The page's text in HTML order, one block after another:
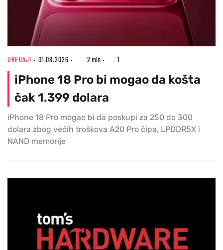
UREĐAJI 01.08.2026 2 min 1
iPhone 18 Pro bi mogao da košta
čak 1.399 dolara
iPhone 18 Pro mogao bi da poskupi za 250 do 300
dolara zbog većih troškova A20 Pro čipa, LPDDR5X i
NAND memorije